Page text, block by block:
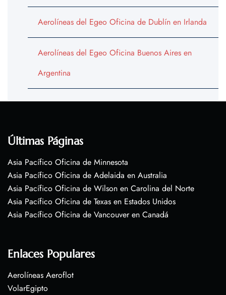
Aerolíneas del Egeo Oficina de Dublín en Irlanda
Aerolíneas del Egeo Oficina Buenos Aires en
Argentina
Últimas Páginas
Asia Pacífico Oficina de Minnesota
Asia Pacífico Oficina de Adelaida en Australia
Asia Pacífico Oficina de Wilson en Carolina del Norte
Asia Pacífico Oficina de Texas en Estados Unidos
Asia Pacífico Oficina de Vancouver en Canadá
Enlaces Populares
Aerolíneas Aeroflot
VolarEgipto